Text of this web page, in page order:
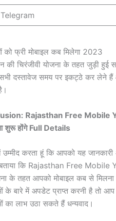
को फ्री मोबाइल कब मिलेगा 2023
की चिरंजीवी योजना के तहत जुड़ी हुई
दस्तावेज समय पर इकट्ठे कर लेने हैं
Rajasthan Free Mobile
शुरू होंगे Full Details
उम्मीद करता हूं कि आपको यह
कि Rajasthan Free
के तहत आपको मोबाइल कब से मिलना
के बारे में अपडेट प्राप्त करनी है तो
का लाभ उठा सकते हैं धन्यवाद।